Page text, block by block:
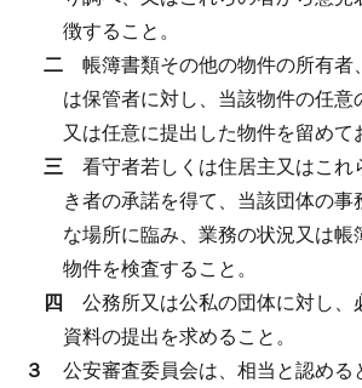
徴すること。
二 帳簿書類その他の物件の所有者
は保管者に対し、当該物件の任意
又は任意に提出した物件を留めて
三 看守者若しくは住居主又はこれ
き者の承諾を得て、当該団体の
な場所に臨み、業務の状況又は帳
物件を検査すること。
四 公務所又は公私の団体に対し、
資料の提出を求めること。
３ 公安審査委員会は、相当と認める